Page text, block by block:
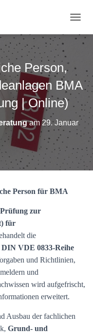
A
A
T
I
O
M
S
H
A
Person,
BMA
| Online)
am29. Januar
Person für BMA
zur
für
die
VDE 0833-Reihe
und Richtlinien,
und
wird aufgefrischt,
erweitert.
Ausbau der fachlichen
Grund- und